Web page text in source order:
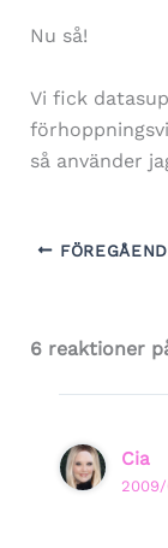
Nu så!
Vi fick
så använder
6 reaktioner
Cia
2009/